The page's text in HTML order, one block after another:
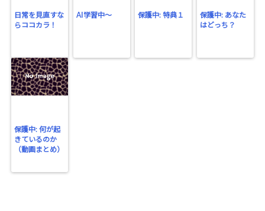
日常を見直すな
らココカラ！
AI学習中〜 保護中: 特典１
保護中: あなた
はどっち？
保護中: 何が起
きているのか
（動画まとめ）